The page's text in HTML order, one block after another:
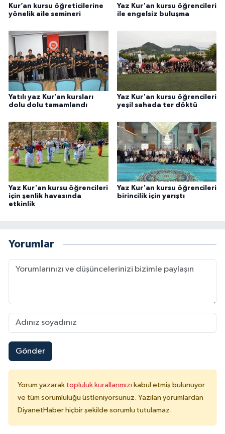
Kur’an kursu öğreticilerine
yönelik aile semineri
Yaz Kur'an kursu öğrencileri
ile engelsiz buluşma
Yatılı yaz Kur’an kursları
dolu dolu tamamlandı
Yaz Kur'an kursu öğrencileri
yeşil sahada ter döktü
Yaz Kur'an kursu öğrencileri
için şenlik havasında
etkinlik
Yaz Kur'an kursu öğrencileri
birincilik için yarıştı
Yorumlar
Gönder
Yorum yazarak topluluk kurallarımızı kabul etmiş bulunuyor
ve tüm sorumluluğu üstleniyorsunuz. Yazılan yorumlardan
DiyanetHaber hiçbir şekilde sorumlu tutulamaz.